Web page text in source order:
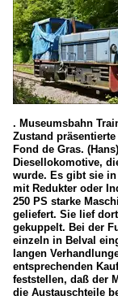
. Museumsbahn
Zustand
Fond de Gras.
Diesellokomotive,
wurde. Es gibt sie
mit Redukter oder
250 PS starke
geliefert. Sie lief
gekuppelt. Bei der
einzeln in Belval
langen
entsprechenden
feststellen, daß der
die Austauschteile